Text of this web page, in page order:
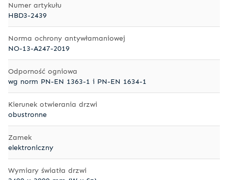
Numer artykułu
HBD3-2439
Norma ochrony antywłamaniowej
NO-13-A247-2019
Odporność ogniowa
wg norm PN-EN 1363-1 i PN-EN 1634-1
Kierunek otwierania drzwi
obustronne
Zamek
elektroniczny
Wymiary światła drzwi